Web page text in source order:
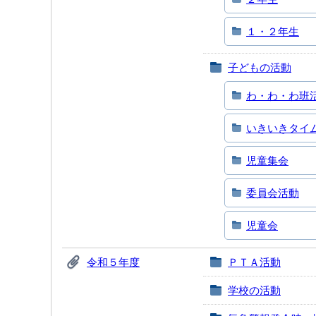
１・２年生
子どもの活動
わ・わ・わ班
いきいきタイ
児童集会
委員会活動
児童会
令和５年度 ＰＴＡ活動
学校の活動